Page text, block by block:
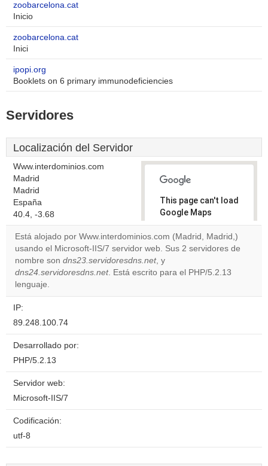
zoobarcelona.cat
Inicio
zoobarcelona.cat
Inici
ipopi.org
Booklets on 6 primary immunodeficiencies
Servidores
Localización del Servidor
Www.interdominios.com
Madrid
Madrid
España
40.4, -3.68
This page can't load
Google Maps
correctly.
Do you
website?
Está alojado por Www.interdominios.com (Madrid, Madrid,)
usando el Microsoft-IIS/7 servidor web. Sus 2 servidores de
nombre son dns23.servidoresdns.net, y
dns24.servidoresdns.net. Está escrito para el PHP/5.2.13
lenguaje.
IP:
89.248.100.74
Desarrollado por:
PHP/5.2.13
Servidor web:
Microsoft-IIS/7
Codificación:
utf-8